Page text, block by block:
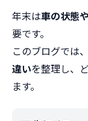
年末は車の状態
要です。
このブログでは、
違いを整理し、
ます。